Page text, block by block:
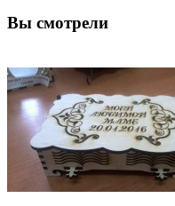
Вы смотрели